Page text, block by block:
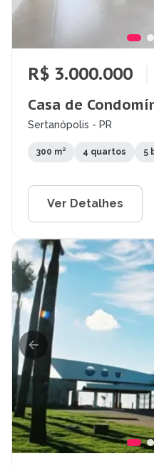
R$ 3.000.000
Casa de
Sertanópolis - PR
300 m² 4 quartos 5
Ver Detalhes